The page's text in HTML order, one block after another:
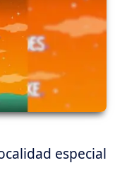
especial